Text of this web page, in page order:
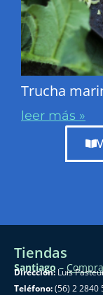
Trucha
leer más »
Tiendas
Santiago –
Dirección: Luis
Teléfono:(56) 2 2840